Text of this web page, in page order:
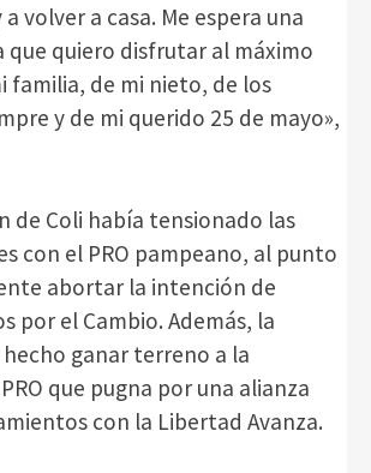
volver a casa. Me espera una
quiero disfrutar al máximo
familia, de mi nieto, de los
y de mi querido 25 de mayo»,
de Coli había tensionado las
con el PRO pampeano, al punto
abortar la intención de
por el Cambio. Además, la
ganar terreno a la
que pugna por una alianza
con la Libertad Avanza.